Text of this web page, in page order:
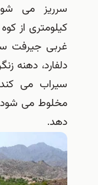
غربی جیرفت
دلفارد، دهنه
سیراب می
مخلوط می
دهد.